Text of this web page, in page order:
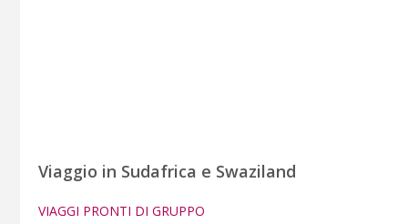
Viaggio in Sudafrica e Swaziland
VIAGGI PRONTI DI GRUPPO